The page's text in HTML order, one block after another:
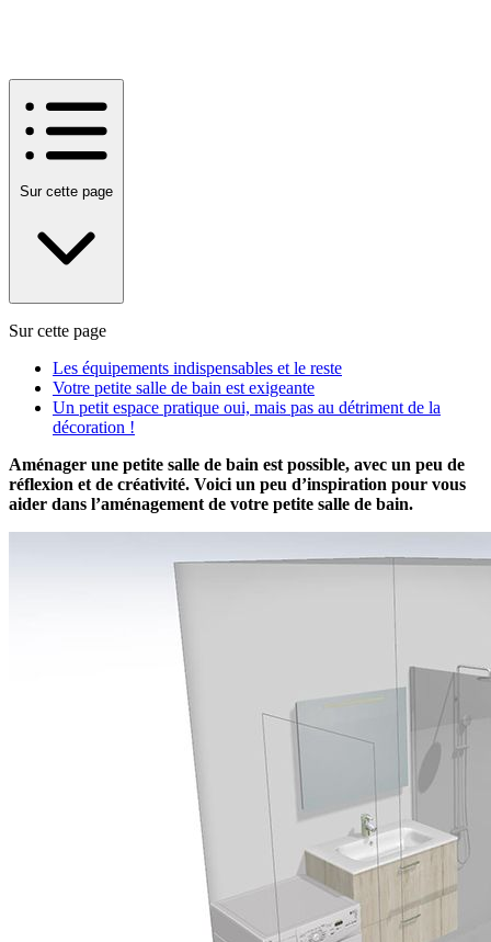
Sur cette page
Sur cette page
Les équipements indispensables et le reste
Votre petite salle de bain est exigeante
Un petit espace pratique oui, mais pas au détriment de la
décoration !
Aménager une petite salle de bain est possible, avec un peu de
réflexion et de créativité. Voici un peu d’inspiration pour vous
aider dans l’aménagement de votre petite salle de bain.